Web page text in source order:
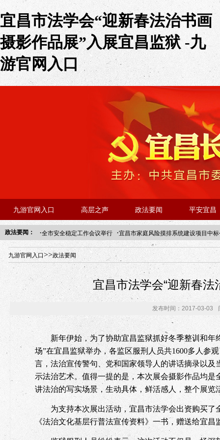
宜昌市法学会“迎新春法治书画
摄影作品展”入展宜昌监狱 -九
游官网入口
九游官网入口 高层之声 政法要闻 平安宜昌
政法要闻： ·全市安全稳定工作会议举行 ·宜昌市家庭风险摸排系统建设项目中
年“招才兴业”事业单位人才引进·北京站人民大学入校工作提醒
九游官网入口>>政法要闻
宜昌市法学会“迎新春
发布时间：2017-03-03
新年伊始，为了协助宜昌监狱抓好冬季整训和年
场”在宜昌监狱举办，各监区服刑人员共1600多人参
言，法治宣传警句、党和国家领导人的讲话摘录以
示法治艺术。值得一提的是，本次展会摄影作品均
讲法治的写实场景，生动具体，鲜活感人，整个展览
为支持本次展出活动，宜昌市法学会出资购买了
《法治文化基层行普法宣传资料》一书，赠送给宜